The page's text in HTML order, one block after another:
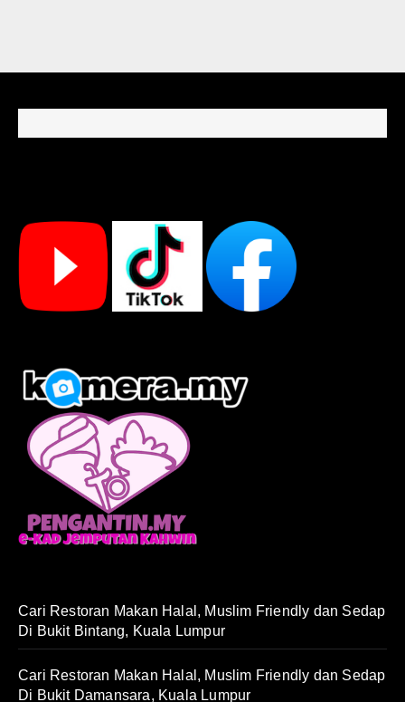
Cari Restoran Makan Halal, Muslim Friendly dan Sedap
Di Bukit Bintang, Kuala Lumpur
Cari Restoran Makan Halal, Muslim Friendly dan Sedap
Di Bukit Damansara, Kuala Lumpur